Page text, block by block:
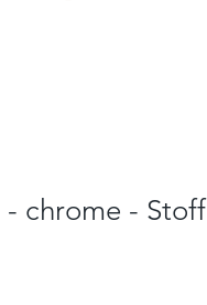
chrome - Stoff